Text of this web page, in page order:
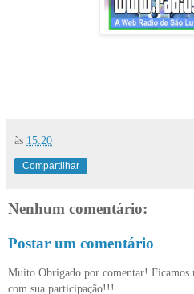
às 15:20
Compartilhar
Nenhum comentário:
Postar um comentário
Muito Obrigado por comentar! Ficamos
com sua participação!!!